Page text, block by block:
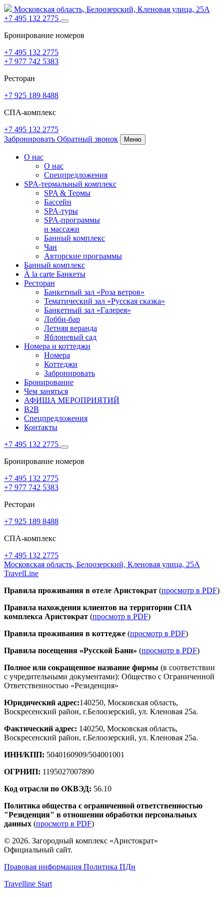
Московская область, Белоозерский, Кленовая улица, 25А
+7 495 132 2775
Бронирование номеров
+7 495 132 2775
+7 977 742 5383
Ресторан
+7 925 189 8488
СПА-комплекс
+7 495 132 2775
Забронировать Обратный звонок Меню
О нас
О нас
Спецпредложения
SPA-термальный комплекс
SPA & Термы
Бассейн
SPA-туры
SPA-программы
и массажи
Банный комплекс
Чан
Авторские программы
Банный комплекс
À la carte Банкеты
Ресторан
Банкетный зал «Роза ветров»
Тематический зал «Русская сказка»
Банкетный зал «Галерея»
Лобби-бар
Летняя веранда
Яблоневый сад
Номера и коттеджи
Номера
Коттеджи
Забронировать
Бронирование
Чем заняться
АФИША МЕРОПРИЯТИЙ
B2B
Спецпредложения
Контакты
+7 495 132 2775
Бронирование номеров
+7 495 132 2775
+7 977 742 5383
Ресторан
+7 925 189 8488
СПА-комплекс
+7 495 132 2775
Московская область, Белоозерский, Кленовая улица, 25А
TravelLine
Правила проживания в отеле Аристократ (просмотр в PDF)
Правила нахождения клиентов на территории СПА
комплекса Аристократ (просмотр в PDF)
Правила проживания в коттедже (просмотр в PDF)
Правила посещения «Русской Бани» (просмотр в PDF)
Полное или сокращенное название фирмы (в соответствии
с учредительными документами): Общество с Ограниченной
Ответственностью «Резиденция»
Юридический адрес:140250, Московская область,
Воскресенский район, г.Белоозерский, ул. Кленовая 25a.
Фактический адрес: 140250, Московская область,
Воскресенский район, г.Белоозерский, ул. Кленовая 25a.
ИНН/КПП: 5040160909/504001001
ОГРНИП: 1195027007890
Код отрасли по ОКВЭД: 56.10
Политика общества с ограниченной ответственностью
"Резиденция" в отношении обработки персональных
данных (просмотр в PDF)
© 2026. Загородный комплекс «Аристократ»
Официальный сайт.
Правовая информация Политика ПДн
Travelline Start